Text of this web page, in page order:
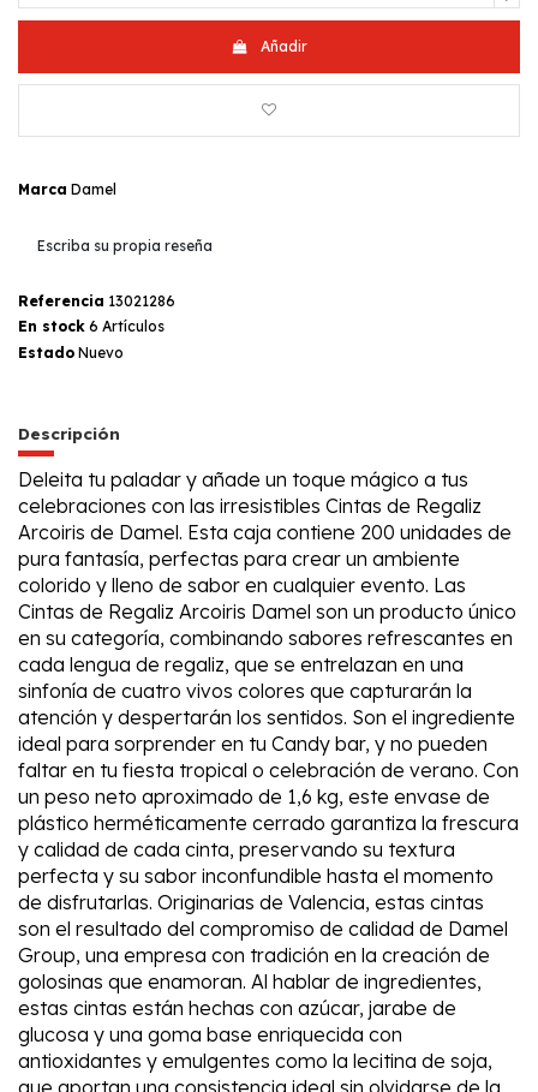
Añadir
Marca Damel
Escriba su propia reseña
Referencia 13021286
En stock 6 Artículos
Estado Nuevo
Descripción
Deleita tu paladar y añade un toque mágico a tus
celebraciones con las irresistibles Cintas de Regaliz
Arcoiris de Damel. Esta caja contiene 200 unidades de
pura fantasía, perfectas para crear un ambiente
colorido y lleno de sabor en cualquier evento. Las
Cintas de Regaliz Arcoiris Damel son un producto único
en su categoría, combinando sabores refrescantes en
cada lengua de regaliz, que se entrelazan en una
sinfonía de cuatro vivos colores que capturarán la
atención y despertarán los sentidos. Son el ingrediente
ideal para sorprender en tu Candy bar, y no pueden
faltar en tu fiesta tropical o celebración de verano. Con
un peso neto aproximado de 1,6 kg, este envase de
plástico herméticamente cerrado garantiza la frescura
y calidad de cada cinta, preservando su textura
perfecta y su sabor inconfundible hasta el momento
de disfrutarlas. Originarias de Valencia, estas cintas
son el resultado del compromiso de calidad de Damel
Group, una empresa con tradición en la creación de
golosinas que enamoran. Al hablar de ingredientes,
estas cintas están hechas con azúcar, jarabe de
glucosa y una goma base enriquecida con
antioxidantes y emulgentes como la lecitina de soja,